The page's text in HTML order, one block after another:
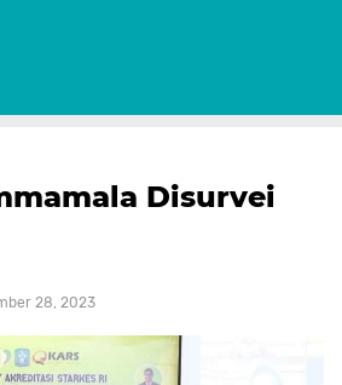
Disurvei
28, 2023